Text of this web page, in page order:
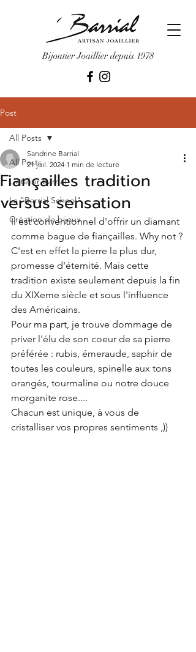
Bijoutier Joaillier depuis 1978
Post
All Posts
L'atelier Barrial
La "Barrial School"
Création de bijoux
All Posts
Fiançailles tradition
versus sensation
Sandrine Barrial
21 juil. 2024 1 min de lecture
Il est conventionnel d'offrir un diamant
comme bague de fiançailles. Why not ?
C'est en effet la pierre la plus dur,
promesse d'éternité. Mais cette
tradition existe seulement depuis la fin
du XIXeme siècle et sous l'influence
des Américains.
Pour ma part, je trouve dommage de
priver l'élu de son coeur de sa pierre
préférée : rubis, émeraude, saphir de
toutes les couleurs, spinelle aux tons
orangés, tourmaline ou notre douce
morganite rose....
Chacun est unique, à vous de
cristalliser vos propres sentiments ,))